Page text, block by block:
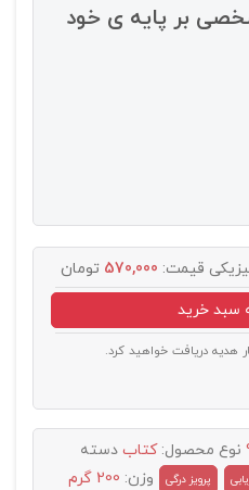
بر پایه ی خود
قیمت: 570,000 تومان
سبد خرید
هدیه دریافت خواهید کرد.
نوع محصول:کتاب دسته
پرویز درگی وزن: 200 گرم